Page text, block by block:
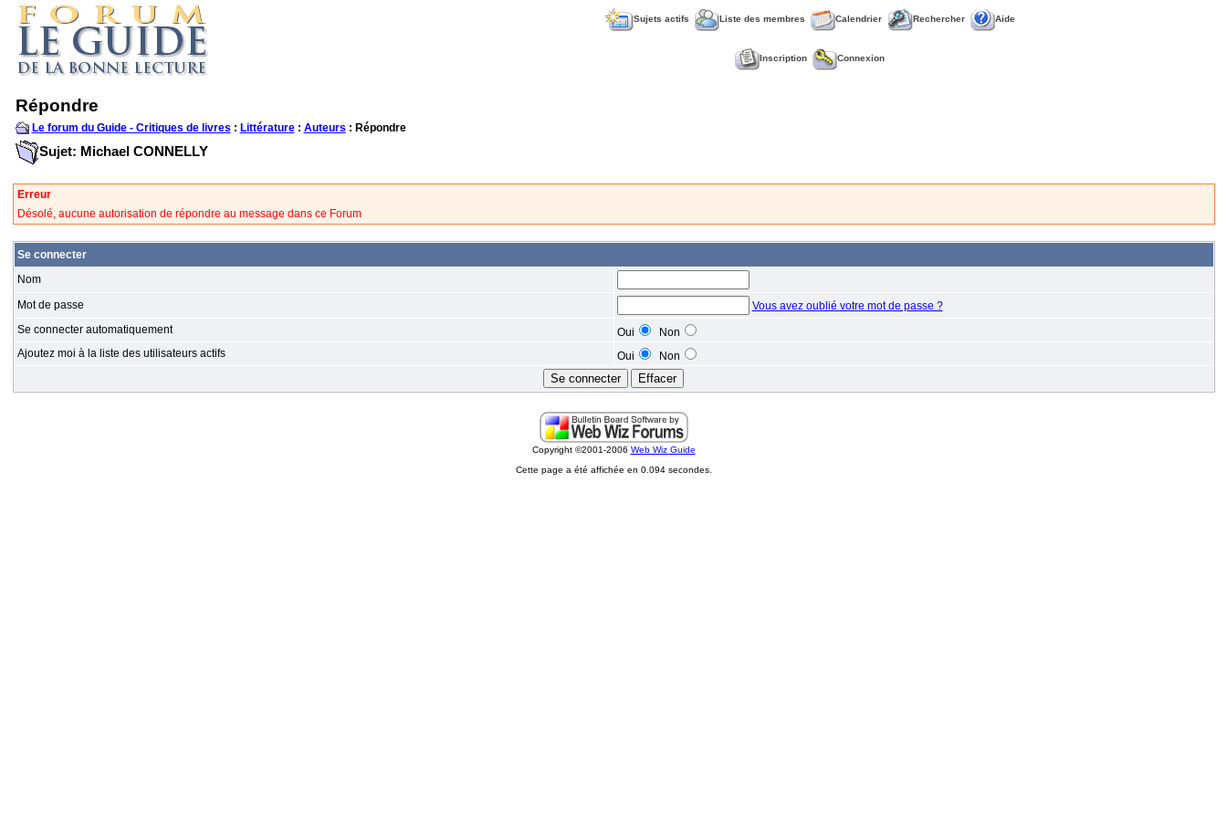
Sujets actifs Liste des membres Calendrier Rechercher Aide
Inscription Connexion
Répondre
Le forum du Guide - Critiques de livres : Littérature: Auteurs : Répondre
Sujet: Michael CONNELLY
Erreur
Désolé, aucune autorisation de répondre au message dans ce Forum
Se connecter
Nom
Mot de passe
Vous avez oublié votre mot de passe ?
Se connecter automatiquement
Oui
Non
Ajoutez moi à la liste des utilisateurs actifs
Oui Non
Copyright ©2001-2006 Web Wiz Guide
Cette page a été affichée en 0.094 secondes.